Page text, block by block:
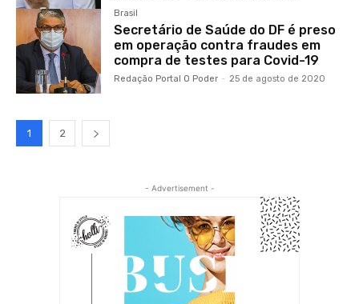
Brasil
Secretário de Saúde do DF é preso
em operação contra fraudes em
compra de testes para Covid-19
Redação Portal O Poder - 25 de agosto de 2020
1 2
- Advertisement -